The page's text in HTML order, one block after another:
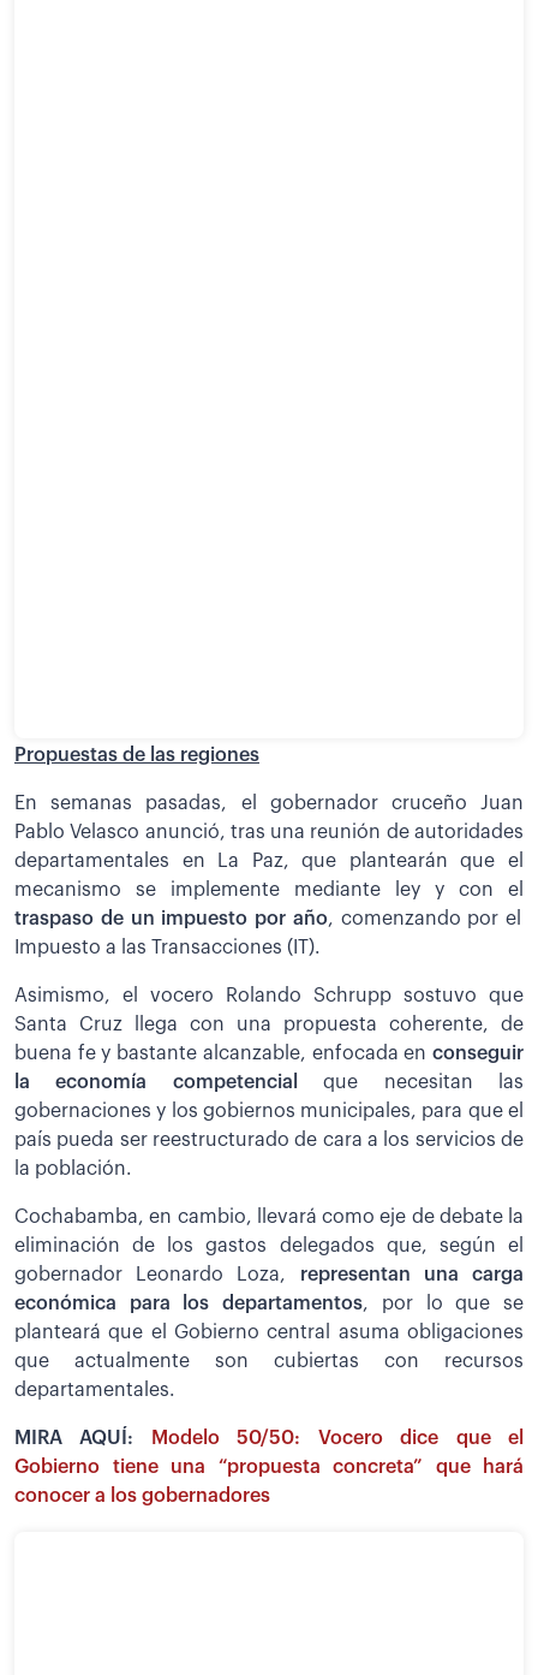
Propuestas de las regiones
En semanas pasadas, el gobernador cruceño Juan
Pablo Velasco anunció, tras una reunión de autoridades
departamentales en La Paz, que plantearán que el
mecanismo se implemente mediante ley y con el
traspaso de un impuesto por año, comenzando por el
Impuesto a las Transacciones (IT).
Asimismo, el vocero Rolando Schrupp sostuvo que
Santa Cruz llega con una propuesta coherente, de
buena fe y bastante alcanzable, enfocada en conseguir
la economía competencialque necesitan las
gobernaciones y los gobiernos municipales, para que el
país pueda ser reestructurado de cara a los servicios de
la población.
Cochabamba, en cambio, llevará como eje de debate la
eliminación de los gastos delegados que, según el
gobernador Leonardo Loza, representan una carga
económica para los departamentos, por lo que se
planteará que el Gobierno central asuma obligaciones
que actualmente son cubiertas con recursos
departamentales.
MIRA AQUÍ:
Modelo 50/50: Vocero dice que el
Gobierno tiene una “propuesta concreta” que hará
conocer a los gobernadores